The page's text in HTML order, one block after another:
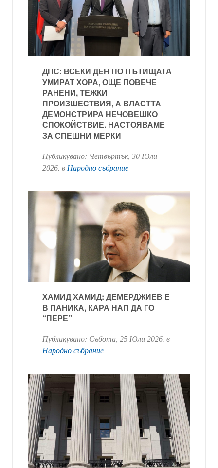
ДПС: ВСЕКИ ДЕН ПО ПЪТИЩАТА
УМИРАТ ХОРА, ОЩЕ ПОВЕЧЕ
РАНЕНИ, ТЕЖКИ
ПРОИЗШЕСТВИЯ, А ВЛАСТТА
ДЕМОНСТРИРА НЕЧОВЕШКО
СПОКОЙСТВИЕ. НАСТОЯВАМЕ
ЗА СПЕШНИ МЕРКИ
Публикувано: Четвъртък, 30 Юли
2026. в Народно събрание
ХАМИД ХАМИД: ДЕМЕРДЖИЕВ Е
В ПАНИКА, КАРА НАП ДА ГО
“ПЕРЕ”
Публикувано: Събота, 25 Юли 2026. в
Народно събрание